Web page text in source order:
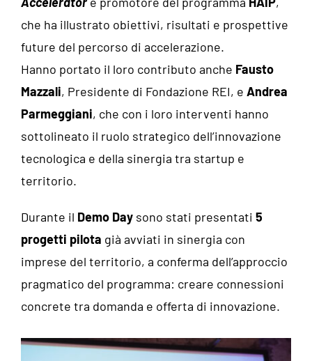
che ha illustrato obiettivi, risultati e prospettive
future del percorso di accelerazione.
Hanno portato il loro contributo anche Fausto
Mazzali, Presidente di Fondazione REI, e Andrea
Parmeggiani, che con i loro interventi hanno
sottolineato il ruolo strategico dell’innovazione
tecnologica e della sinergia tra startup e
territorio.
Durante il Demo Day sono stati presentati 5
progetti pilota già avviati in sinergia con
imprese del territorio, a conferma dell’approccio
pragmatico del programma: creare connessioni
concrete tra domanda e offerta di innovazione.